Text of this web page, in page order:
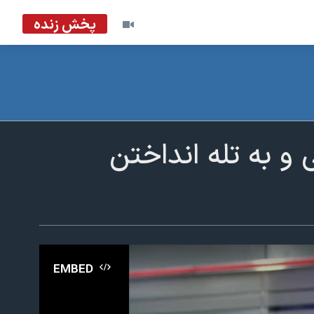
پخش زنده
به تله انداختن
EMBED